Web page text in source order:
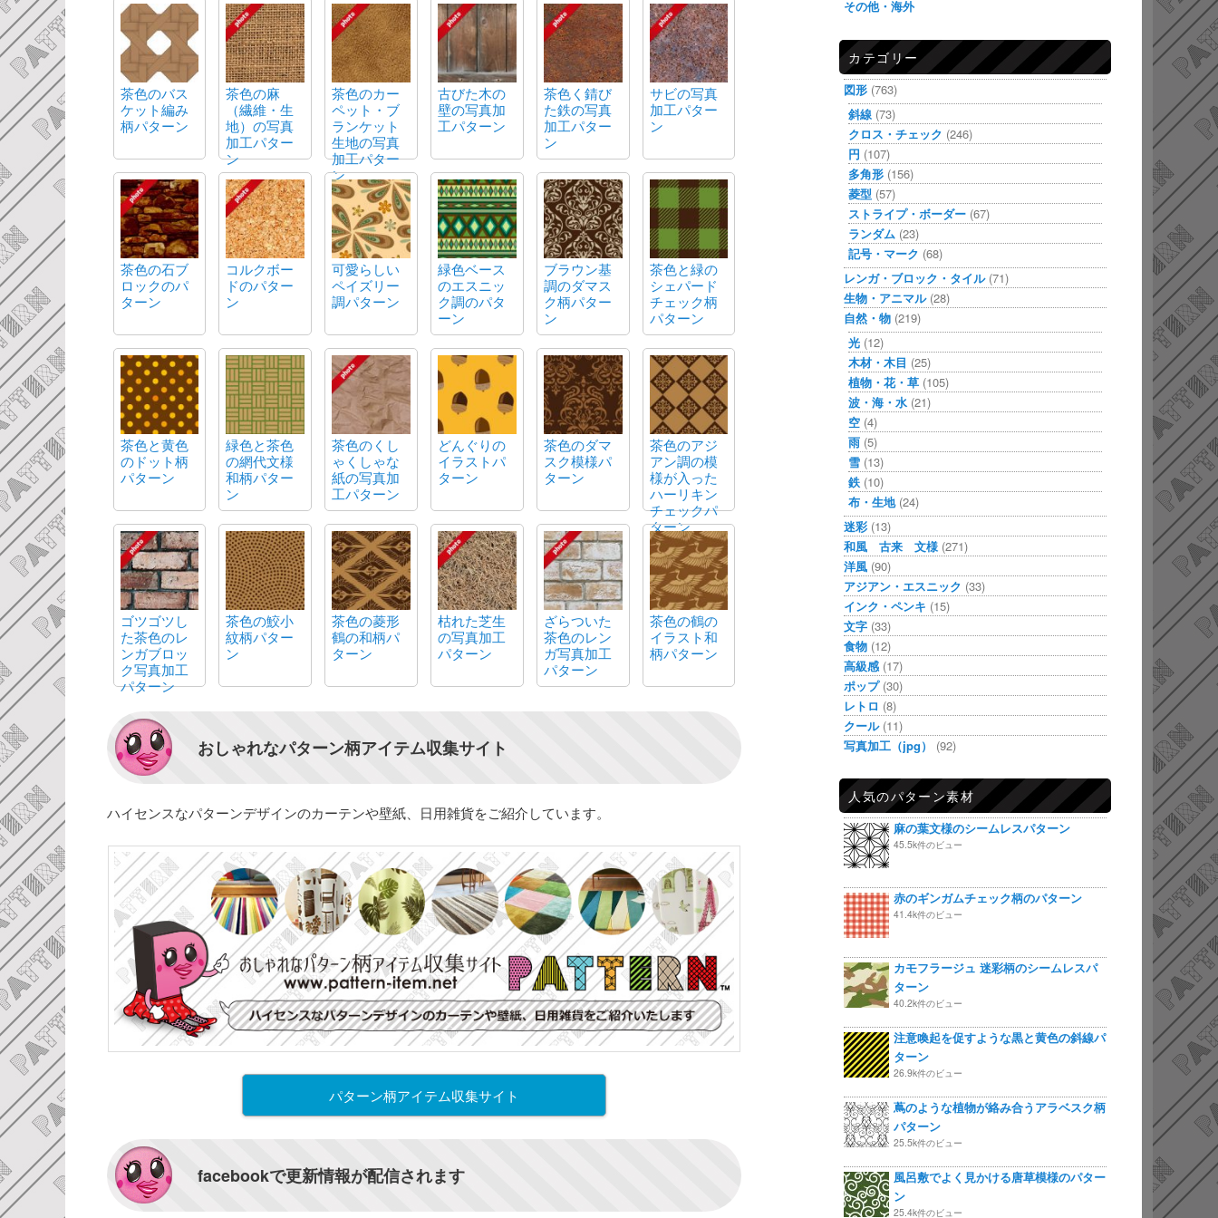
茶色のバス
ケット編み
柄パターン
茶色の麻
（繊維・生
地）の写真
加工パター
ン
茶色のカー
ペット・ブ
ランケット
生地の写真
加工パター
ン
古びた木の
壁の写真加
工パターン
茶色く錆び
た鉄の写真
加工パター
ン
サビの写真
加工パター
ン
茶色の石ブ
ロックのパ
ターン
コルクボー
ドのパター
ン
可愛らしい
ペイズリー
調パターン
緑色ベース
のエスニッ
ク調のパタ
ーン
ブラウン基
調のダマス
ク柄パター
ン
茶色と緑の
シェパード
チェック柄
パターン
茶色と黄色
のドット柄
パターン
緑色と茶色
の網代文様
和柄パター
ン
茶色のくし
ゃくしゃな
紙の写真加
工パターン
どんぐりの
イラストパ
ターン
茶色のダマ
スク模様パ
ターン
茶色のアジ
アン調の模
様が入った
ハーリキン
チェックパ
ターン
ゴツゴツし
た茶色のレ
ンガブロッ
ク写真加工
パターン
茶色の鮫小
紋柄パター
ン
茶色の菱形
鶴の和柄パ
ターン
枯れた芝生
の写真加工
パターン
ざらついた
茶色のレン
ガ写真加工
パターン
茶色の鶴の
イラスト和
柄パターン
おしゃれなパターン柄アイテム収集サイト
ハイセンスなパターンデザインのカーテンや壁紙、日用雑貨をご紹介しています。
パターン柄アイテム収集サイト
facebookで更新情報が配信されます
その他・海外
カテゴリー
図形 (763)
斜線 (73)
クロス・チェック (246)
円 (107)
多角形 (156)
菱型 (57)
ストライプ・ボーダー (67)
ランダム (23)
記号・マーク (68)
レンガ・ブロック・タイル(71)
生物・アニマル(28)
自然・物 (219)
光 (12)
木材・木目 (25)
植物・花・草 (105)
波・海・水 (21)
空 (4)
雨 (5)
雪 (13)
鉄 (10)
布・生地(24)
迷彩 (13)
和風 古来 文様 (271)
洋風 (90)
アジアン・エスニック (33)
インク・ペンキ (15)
文字 (33)
食物 (12)
高級感 (17)
ポップ(30)
レトロ (8)
クール(11)
写真加工（jpg）
(92)
人気のパターン素材
麻の葉文様のシームレスパターン
45.5k件のビュー
赤のギンガムチェック柄のパターン
41.4k件のビュー
カモフラージュ 迷彩柄のシームレスパ
ターン
40.2k件のビュー
注意喚起を促すような黒と黄色の斜線パ
ターン
26.9k件のビュー
蔦のような植物が絡み合うアラベスク柄
パターン
25.5k件のビュー
風呂敷でよく見かける唐草模様のパター
ン
25.4k件のビュー